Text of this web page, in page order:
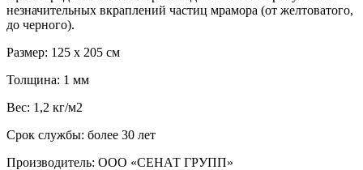
незначительных вкраплений частиц мрамора (от желтоватого,
до черного).
Размер: 125 х 205 см
Толщина: 1 мм
Вес: 1,2 кг/м2
Срок службы: более 30 лет
Производитель: ООО «СЕНАТ ГРУПП»